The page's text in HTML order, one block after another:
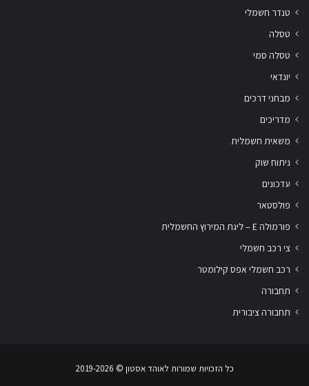
טנדר חשמלי
טסלה
טסלה סמי
יונדאי
מבחני דרכים
מדריכים
משאית חשמלית
ניתוח שוק
עדכונים
פולסטאר
פורמולה E – ליגת המירוץ החשמלית
צי רכב חשמלי
רכב חשמלי אפס קילומטר
תחבורה
תחבורה ציבורית
כל הזכויות שמורות לאוהד אסטון ‏© 2019-2026
צריך עזרה? התחל